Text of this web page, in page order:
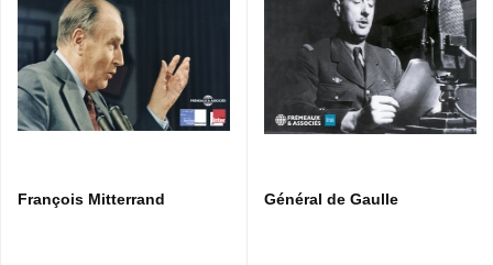
François Mitterrand Général de Gaulle